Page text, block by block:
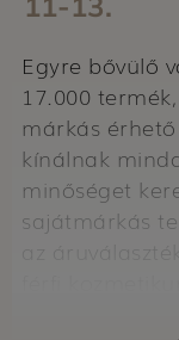
Egyre bővülő
17.000
márkás
kínálnak
minőséget
sajátmárkás